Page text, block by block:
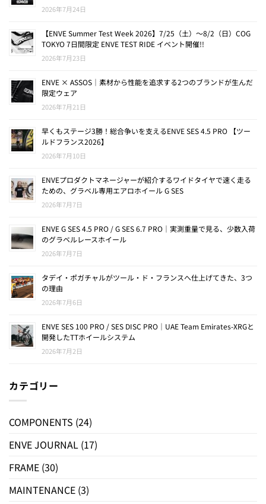
2026年7月24日
【ENVE Summer Test Week 2026】7/25（土）〜8/2（日）COG
TOKYO 7日間限定 ENVE TEST RIDE イベント開催!!
2026年7月23日
ENVE × ASSOS｜素材から性能を追求する2つのブランドが生んだ
限定ウェア
2026年7月21日
早くもステージ3勝！総合争いを支えるENVE SES 4.5 PRO 【ツー
ルドフランス2026】
2026年7月10日
ENVEプロダクトマネージャーが紹介するワイドタイヤで速く走る
ための、グラベル専用エアロホイール G SES
2026年7月7日
ENVE G SES 4.5 PRO / G SES 6.7 PRO｜実測重量で見る、少数入荷
のグラベルレースホイール
2026年7月7日
タデイ・ポガチャルがツール・ド・フランスへ仕上げてきた、3つ
の理由
2026年7月6日
ENVE SES 100 PRO / SES DISC PRO｜UAE Team Emirates-XRGと
開発したTTホイールシステム
2026年7月2日
カテゴリー
COMPONENTS (24)
ENVE JOURNAL (17)
FRAME (30)
MAINTENANCE (3)